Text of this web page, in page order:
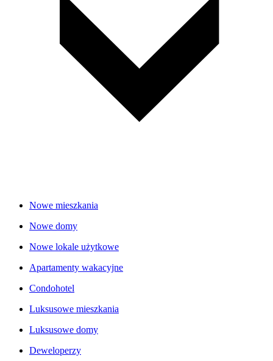
Nowe mieszkania
Nowe domy
Nowe lokale użytkowe
Apartamenty wakacyjne
Condohotel
Luksusowe mieszkania
Luksusowe domy
Deweloperzy